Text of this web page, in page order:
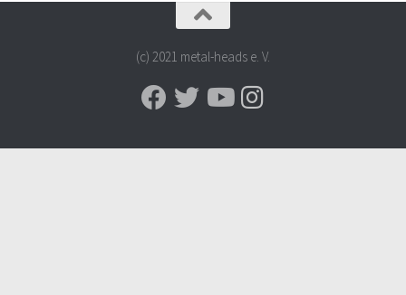
(c) 2021 metal-heads e. V.